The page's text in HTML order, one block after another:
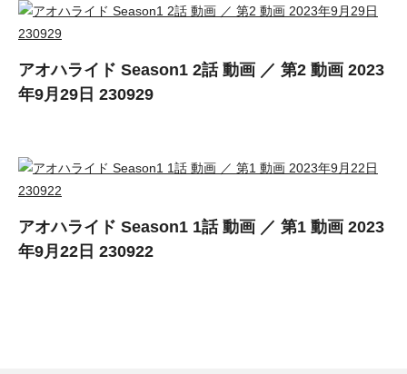
アオハライド Season1 2話 動画 ／ 第2 動画 2023
年9月29日 230929
アオハライド Season1 1話 動画 ／ 第1 動画 2023
年9月22日 230922